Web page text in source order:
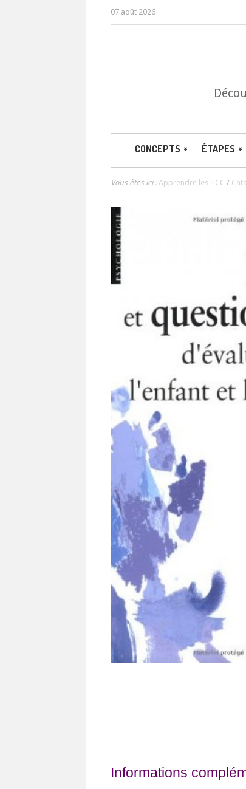
07 août 2026
CONCEPTS ÉTAPES
Vous êtes ici :Apprendre les TCC /
Informations